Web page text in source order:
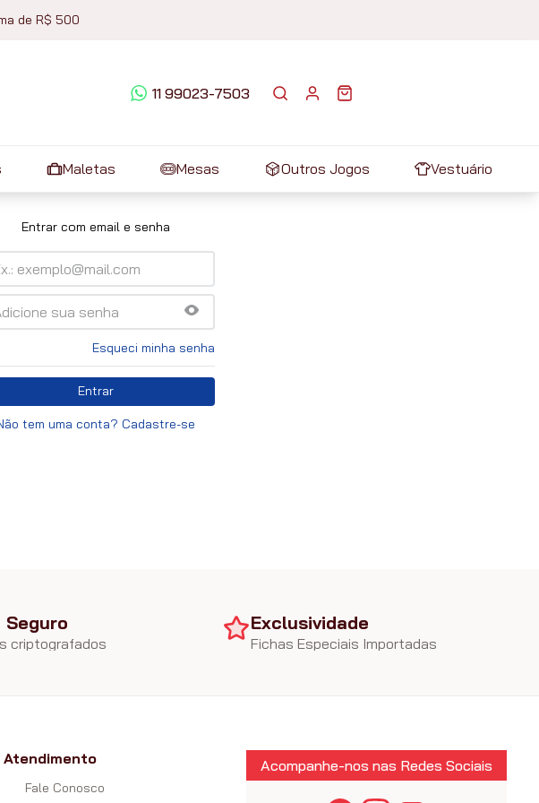
de R$ 500
11 99023-7503
Maletas Mesas Outros Jogos Vestuário
Entrar com email e senha
Esqueci minha senha
Entrar
tem uma conta? Cadastre-se
Seguro
criptografados
Exclusividade
Fichas Especiais Importadas
Atendimento
Fale Conosco
Acompanhe-nos nas Redes Sociais